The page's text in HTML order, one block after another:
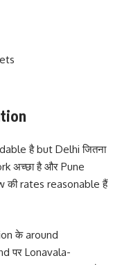
है but Delhi जितना
अच्छा है और Pune
की rates reasonable हैं
के around
पर Lonavala-